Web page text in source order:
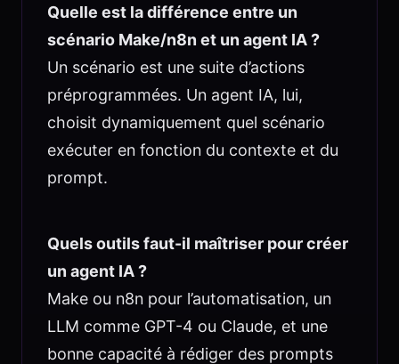
Quelle est la différence entre un
scénario Make/n8n et un agent IA ?
Un scénario est une suite d’actions
préprogrammées. Un agent IA, lui,
choisit dynamiquement quel scénario
exécuter en fonction du contexte et du
prompt.
Quels outils faut-il maîtriser pour créer
un agent IA ?
Make ou n8n pour l’automatisation, un
LLM comme GPT-4 ou Claude, et une
bonne capacité à rédiger des prompts